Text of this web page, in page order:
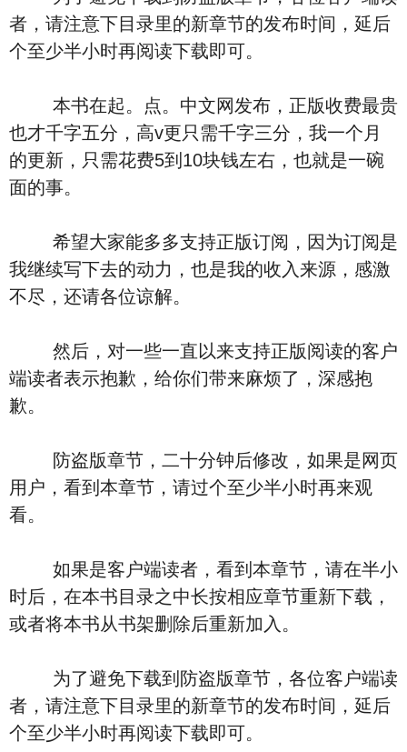
者，请注意下目录里的新章节的发布时间，延后
个至少半小时再阅读下载即可。
本书在起。点。中文网发布，正版收费最贵
也才千字五分，高v更只需千字三分，我一个月
的更新，只需花费5到10块钱左右，也就是一碗
面的事。
希望大家能多多支持正版订阅，因为订阅是
我继续写下去的动力，也是我的收入来源，感激
不尽，还请各位谅解。
然后，对一些一直以来支持正版阅读的客户
端读者表示抱歉，给你们带来麻烦了，深感抱
歉。
防盗版章节，二十分钟后修改，如果是网页
用户，看到本章节，请过个至少半小时再来观
看。
如果是客户端读者，看到本章节，请在半小
时后，在本书目录之中长按相应章节重新下载，
或者将本书从书架删除后重新加入。
为了避免下载到防盗版章节，各位客户端读
者，请注意下目录里的新章节的发布时间，延后
个至少半小时再阅读下载即可。